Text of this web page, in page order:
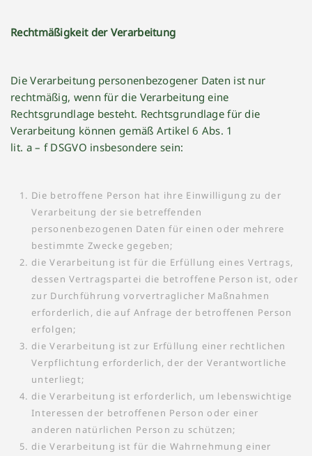
Rechtmäßigkeit der Verarbeitung
Die Verarbeitung personenbezogener Daten ist nur
rechtmäßig, wenn für die Verarbeitung eine
Rechtsgrundlage besteht. Rechtsgrundlage für die
Verarbeitung können gemäß Artikel 6 Abs. 1
lit. a – f DSGVO insbesondere sein:
Die betroffene Person hat ihre Einwilligung zu der
Verarbeitung der sie betreffenden
personenbezogenen Daten für einen oder mehrere
bestimmte Zwecke gegeben;
die Verarbeitung ist für die Erfüllung eines Vertrags,
dessen Vertragspartei die betroffene Person ist, oder
zur Durchführung vorvertraglicher Maßnahmen
erforderlich, die auf Anfrage der betroffenen Person
erfolgen;
die Verarbeitung ist zur Erfüllung einer rechtlichen
Verpflichtung erforderlich, der der Verantwortliche
unterliegt;
die Verarbeitung ist erforderlich, um lebenswichtige
Interessen der betroffenen Person oder einer
anderen natürlichen Person zu schützen;
die Verarbeitung ist für die Wahrnehmung einer